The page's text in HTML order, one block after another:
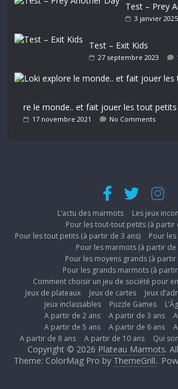
Test – Prey
3 janvier 2025
Test – Exit Kids
27 septembre 2023
re le monde.. et fait jouer les tout petits
17 novembre 2021 No Comments
L’actu des marmots
Les jeux
Pour les tout-tout petits (à partir
Pour les tout petits (à partir de 3 ans)
Pour
Pour les marmots (à partir de
Pour les moyens grands (à partir
Pour les grands marmots (à
Comment choisir un jeu de société pour
Jeux de plateaux
Jeux de cartes Jeux
Jeux inclassables
Puzzle Games
A partir de 2 ans
A partir de 3 ans
A partir de 5 ans
A partir de 6 ans
A partir de 8 ans
A partir de 10 ans Qui
Copyright © 2026 Plateau Marmots.
Theme: ColorMag Pro by ThemeGrill..